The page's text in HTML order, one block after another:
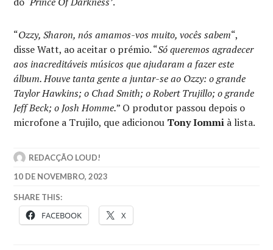
“Ozzy, Sharon, nós amamos-vos muito, vocês sabem“,
disse Watt, ao aceitar o prémio. “Só queremos agradecer
aos inacreditáveis músicos que ajudaram a fazer este
álbum. Houve tanta gente a juntar-se ao Ozzy: o grande
Taylor Hawkins; o Chad Smith; o Robert Trujillo; o grande
Jeff Beck; o Josh Homme.” O produtor passou depois o
microfone a Trujilo, que adicionou Tony Iommi à lista.
REDACÇÃO LOUD!
10 DE NOVEMBRO, 2023
SHARE THIS:
FACEBOOK X